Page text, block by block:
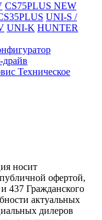
CS75PLUS NEW
UNI-S /
UNI-K HUNTER
драйв
Техническое
носит
офертой,
437 Гражданского
актуальных
дилеров